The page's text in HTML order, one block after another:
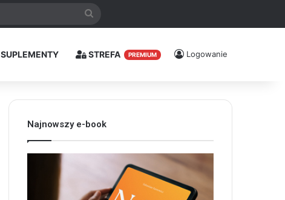
SUPLEMENTY STREFA PREMIUM Logowanie
Najnowszy e-book